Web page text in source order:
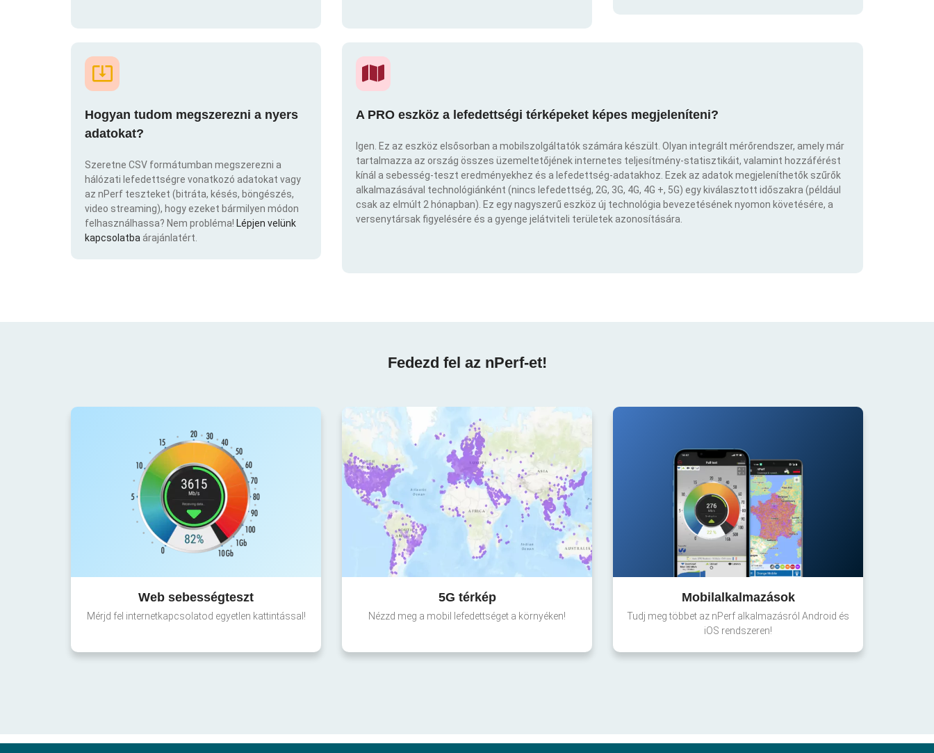
Hogyan tudom megszerezni a nyers
adatokat?
Szeretne CSV formátumban megszerezni a
hálózati lefedettségre vonatkozó adatokat vagy
az nPerf teszteket (bitráta, késés, böngészés,
video streaming), hogy ezeket bármilyen módon
felhasználhassa? Nem probléma! Lépjen velünk
kapcsolatba árajánlatért.
A PRO eszköz a lefedettségi térképeket képes megjeleníteni?
Igen. Ez az eszköz elsősorban a mobilszolgáltatók számára készült. Olyan integrált mérőrendszer, amely már
tartalmazza az ország összes üzemeltetőjének internetes teljesítmény-statisztikáit, valamint hozzáférést
kínál a sebesség-teszt eredményekhez és a lefedettség-adatakhoz. Ezek az adatok megjeleníthetők szűrők
alkalmazásával technológiánként (nincs lefedettség, 2G, 3G, 4G, 4G +, 5G) egy kiválasztott időszakra (például
csak az elmúlt 2 hónapban). Ez egy nagyszerű eszköz új technológia bevezetésének nyomon követésére, a
versenytársak figyelésére és a gyenge jelátviteli területek azonosítására.
Fedezd fel az nPerf-et!
Web sebességteszt
Mérjd fel internetkapcsolatod egyetlen kattintással!
5G térkép
Nézzd meg a mobil lefedettséget a környéken!
Mobilalkalmazások
Tudj meg többet az nPerf alkalmazásról Android és
iOS rendszeren!